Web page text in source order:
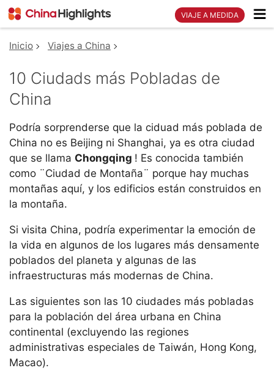
VIAJE A MEDIDA
Inicio Viajes a China
10 Ciudads más Pobladas de
China
Podría sorprenderse que la ciduad más poblada de
China no es Beijing ni Shanghai, ya es otra ciudad
que se llama Chongqing ! Es conocida también
como ¨Ciudad de Montaña¨ porque hay muchas
montañas aquí, y los edificios están construidos en
la montaña.
Si visita China, podría experimentar la emoción de
la vida en algunos de los lugares más densamente
poblados del planeta y algunas de las
infraestructuras más modernas de China.
Las siguientes son las 10 ciudades más pobladas
para la población del área urbana en China
continental (excluyendo las regiones
administrativas especiales de Taiwán, Hong Kong,
Macao).